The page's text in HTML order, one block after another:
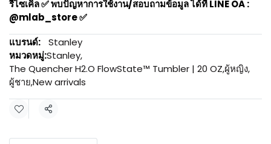
รีไซเคิล ✅ พบปัญหาการใช้งาน/สอบถามข้อมูล ได้ที่ LINE OA :
@mlab_store ✅
แบรนด์:
Stanley
หมวดหมู่:Stanley,
The Quencher H2.O FlowState™ Tumbler | 20 OZ,ผู้หญิง,
ผู้ชาย,New arrivals
แชร์